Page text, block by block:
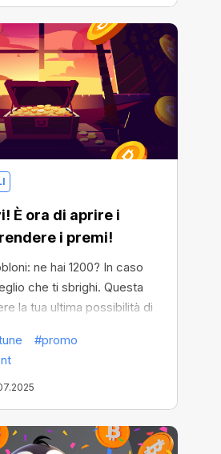
È ora di aprire i
i premi!
ne hai 1200? In caso
che ti sbrighi. Questa
la tua ultima possibilità di
#promo